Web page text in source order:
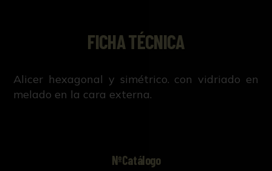
FICHA TÉCNICA
Alicer hexagonal y simétrico. con vidriado en
melado en la cara externa.
NºCatálogo